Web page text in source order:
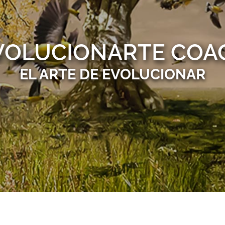
EL ARTE DE EVOLUCIONAR